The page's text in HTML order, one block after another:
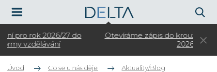
Otevíráme zápis do kroužků pro ZŠ na školní rok
Úvod Co se u nás děje
Aktuality/Blog